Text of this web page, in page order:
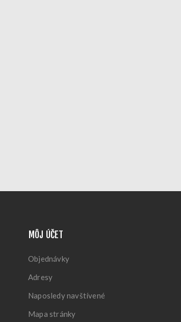
MÔJ ÚČET
Objednávky
Adresy
Naposledy navštívené
Mapa stránky